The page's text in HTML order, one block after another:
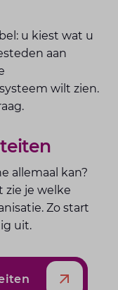
u kiest wat u
aan
wilt zien.
allemaal kan?
je welke
Zo start
uit.